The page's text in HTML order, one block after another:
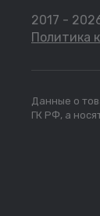
2017 -
Политика
Данные о
ГК РФ, а